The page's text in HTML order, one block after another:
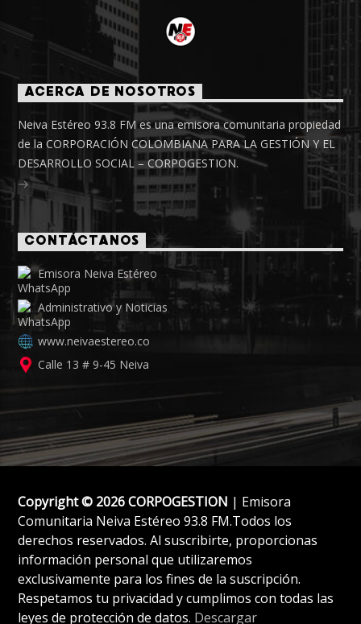
ACERCA DE NOSOTROS
Neiva Estéreo 93.8 FM es una emisora comunitaria propiedad
de la CORPORACIÓN COLOMBIANA PARA LA GESTIÓN Y EL
DESARROLLO SOCIAL – CORPOGESTION.
CONTÁCTANOS
Emisora Neiva Estéreo
Administrativo y Noticias
www.neivaestereo.co
Calle 13 # 9-45 Neiva
Copyright © 2026 CORPOGESTION | Emisora
Comunitaria Neiva Estéreo 93.8 FM.Todos los
derechos reservados. Al suscribirte, proporcionas
información personal que utilizaremos
exclusivamente para los fines de la suscripción.
Respetamos tu privacidad y cumplimos con todas las
leyes de protección de datos. Descargar